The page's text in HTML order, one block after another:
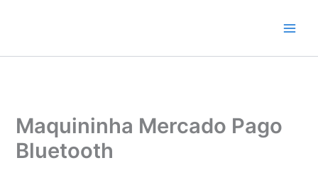
conteúdo
Maquininha Mercado Pago
Bluetooth